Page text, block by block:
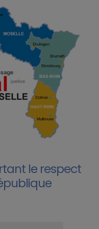
le respect